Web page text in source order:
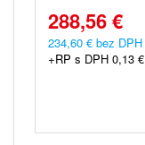
288,56 €
234,60 € bez DPH
+RP s DPH 0,13 €